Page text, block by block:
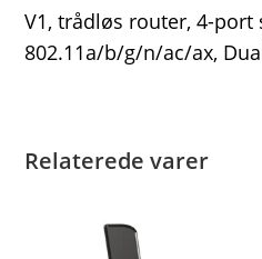
V1, trådløs router, 4-port
802.11a/b/g/n/ac/ax,
Relaterede varer